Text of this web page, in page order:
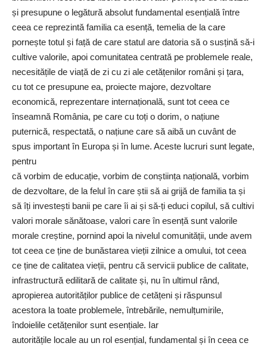
și presupune o legătură absolut fundamental esențială între
ceea ce reprezintă familia ca esență, temelia de la care
pornește totul și față de care statul are datoria să o susțină să-i
cultive valorile, apoi comunitatea centrată pe problemele reale,
necesitățile de viață de zi cu zi ale cetățenilor români și țara,
cu tot ce presupune ea, proiecte majore, dezvoltare
economică, reprezentare internațională, sunt tot ceea ce
înseamnă România, pe care cu toți o dorim, o națiune
puternică, respectată, o națiune care să aibă un cuvânt de
spus important în Europa și în lume. Aceste lucruri sunt legate,
pentru
că vorbim de educație, vorbim de conștiința națională, vorbim
de dezvoltare, de la felul în care știi să ai grijă de familia ta și
să îți investești banii pe care îi ai și să-ți educi copilul, să cultivi
valori morale sănătoase, valori care în esență sunt valorile
morale creștine, pornind apoi la nivelul comunității, unde avem
tot ceea ce ține de bunăstarea vieții zilnice a omului, tot ceea
ce ține de calitatea vieții, pentru că servicii publice de calitate,
infrastructură edilitară de calitate și, nu în ultimul rând,
apropierea autorităților publice de cetățeni și răspunsul
acestora la toate problemele, întrebările, nemulțumirile,
îndoielile cetățenilor sunt esențiale. Iar
autoritățile locale au un rol esențial, fundamental și în ceea ce